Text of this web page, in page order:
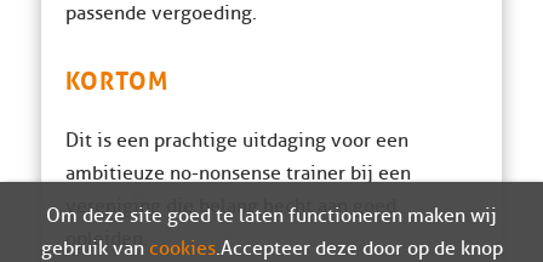
passende vergoeding.
KORTOM
Dit is een prachtige uitdaging voor een
ambitieuze no-nonsense trainer bij een
vereniging die belang hecht aan goed
opleiden.
Om deze site goed te laten functioneren maken wij
gebruik van cookies. Accepteer deze door op de knop